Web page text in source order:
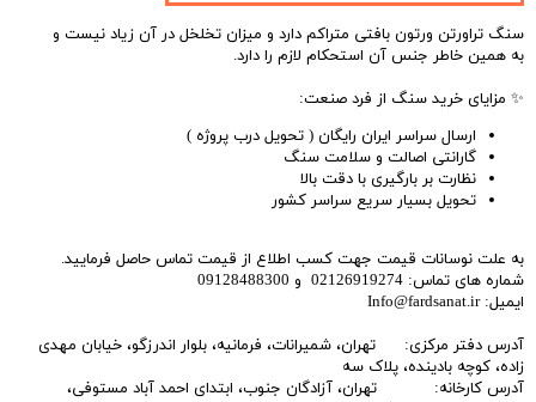
سنگ تراورتن ورتون بافتی متراکم دارد و میزان تخلخل در آن زیاد نیست و
به همین خاطر جنس آن استحکام لازم را دارد.
✨ مزایای خرید سنگ از فرد صنعت:
ارسال سراسر ایران رایگان ( تحویل درب پروژه )
گارانتی اصالت و سلامت سنگ
نظارت بر بارگیری با دقت بالا
تحویل بسیار سریع سراسر کشور
به علت نوسانات قیمت جهت کسب اطلاع از قیمت تماس حاصل فرمایید.
شماره های تماس: 02126919274 و 09128488300
ایمیل: Info@fardsanat.ir
آدرس دفتر مرکزی: تهران، شمیرانات، فرمانیه، بلوار اندرزگو، خیابان مهدی
زاده، کوچه بادینده، پلاک سه
آدرس کارخانه: تهران، آزادگان جنوب، ابتدای احمد آباد مستوفی،